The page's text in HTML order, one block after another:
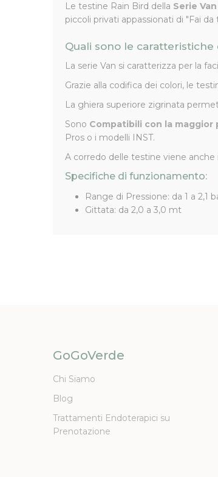
Le testine Rain Bird della Serie Van
piccoli privati appassionati di "Fai da
Quali sono le caratteristiche
La serie Van si caratterizza per la
Grazie alla codifica dei colori, le
La ghiera superiore zigrinata
Sono Compatibili con la
Pros o i modelli INST.
A corredo delle testine viene
Specifiche di funzionamento:
Range di Pressione: da 1 a 2,1
Gittata: da 2,0 a 3,0 mt
GoGoVerde
Chi Siamo
Blog
Trattamenti Endoterapici su
Prenotazione